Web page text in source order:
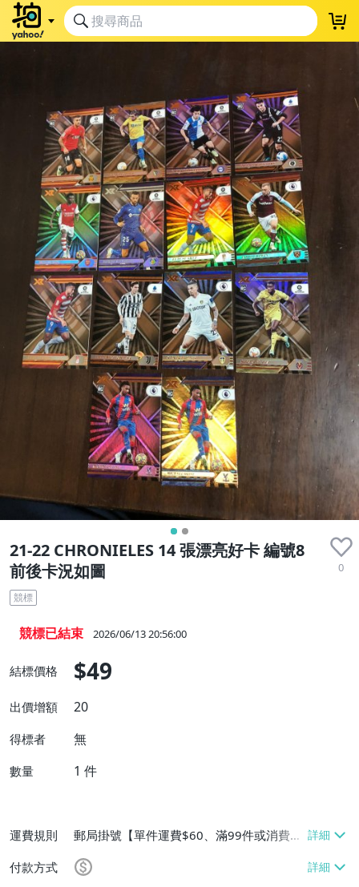
21-22 CHRONIELES 14 張漂亮好卡 編號8
前後卡況如圖
0
競標
競標已結束 2026/06/13 20:56:00
結標價格 $49
出價增額 20
得標者 無
數量 1 件
運費規則
郵局掛號【單件運費$60、滿99件或消費滿
$9999免運費】
付款方式